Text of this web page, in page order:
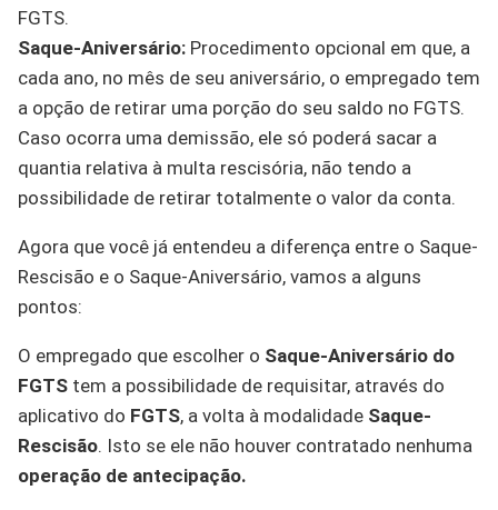
FGTS.
Saque-Aniversário: Procedimento opcional em que, a
cada ano, no mês de seu aniversário, o empregado tem
a opção de retirar uma porção do seu saldo no FGTS.
Caso ocorra uma demissão, ele só poderá sacar a
quantia relativa à multa rescisória, não tendo a
possibilidade de retirar totalmente o valor da conta.
Agora que você já entendeu a diferença entre o Saque-
Rescisão e o Saque-Aniversário, vamos a alguns
pontos:
O empregado que escolher o Saque-Aniversário do
FGTS tem a possibilidade de requisitar, através do
aplicativo do FGTS, a volta à modalidade Saque-
Rescisão. Isto se ele não houver contratado nenhuma
operação de antecipação.